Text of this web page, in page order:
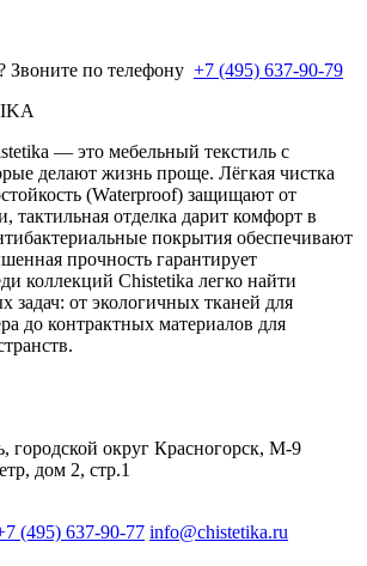
Звоните по телефону +7 (495) 637-90-79
— это мебельный текстиль с
делают жизнь проще. Лёгкая чистка
(Waterproof) защищают от
тактильная отделка дарит комфорт в
покрытия обеспечивают
прочность гарантирует
коллекций Chistetika легко найти
задач: от экологичных тканей для
до контрактных материалов для
городской округ Красногорск, М-9
дом 2, стр.1
(495) 637-90-77 info@chistetika.ru